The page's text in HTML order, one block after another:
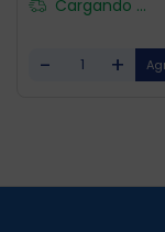
Cargando ...
- +